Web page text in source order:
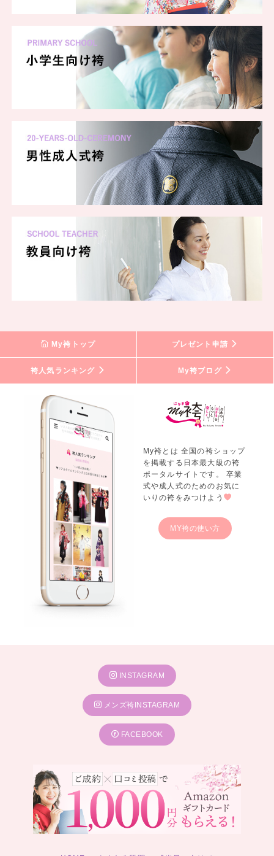
My袴トップ プレゼント申請
袴人気ランキング My袴ブログ
My袴とは 全国の袴ショップ
を掲載する日本最大級の袴
ポータルサイトです。 卒業
式や成人式のためのお気に
いりの袴をみつけよう
MY袴の使い方
INSTAGRAM
メンズ袴INSTAGRAM
FACEBOOK